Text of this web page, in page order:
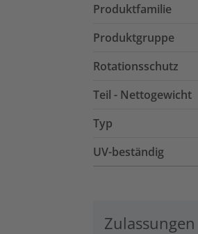
Produktfamilie
Produktgruppe
Rotationsschutz
Teil - Nettogewicht
Typ
UV-beständig